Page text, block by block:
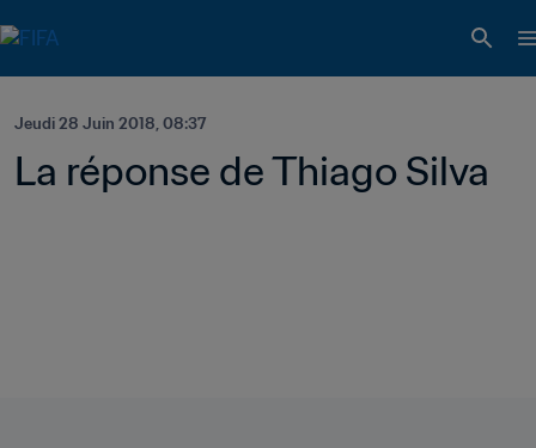
Jeudi 28 Juin 2018, 08:37
La réponse de Thiago Silva